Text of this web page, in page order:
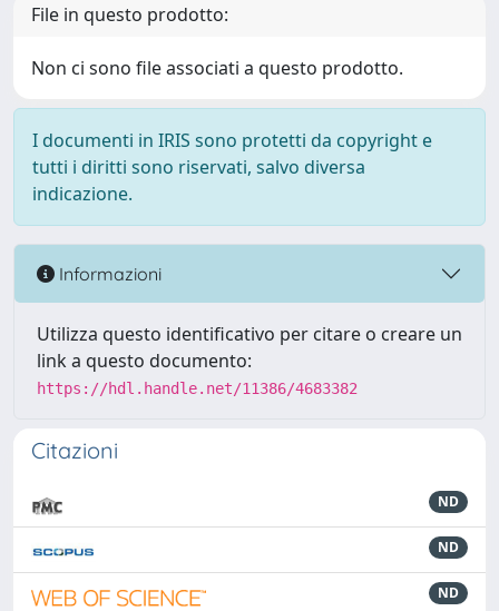
File in questo prodotto:
Non ci sono file associati a questo prodotto.
I documenti in IRIS sono protetti da copyright e
tutti i diritti sono riservati, salvo diversa
indicazione.
Informazioni
Utilizza questo identificativo per citare o creare un
link a questo documento:
https://hdl.handle.net/11386/4683382
Citazioni
ND
ND
ND